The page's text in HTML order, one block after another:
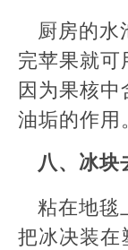
厨房的水
完苹果就可
因为果核
油垢的作用。
八、冰块
粘在地毯
把冰决装在